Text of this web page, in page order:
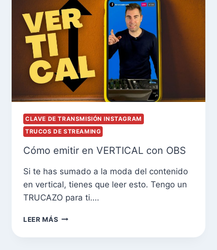
CLAVE DE TRANSMISIÓN INSTAGRAM
TRUCOS DE STREAMING
Cómo emitir en VERTICAL con OBS
Si te has sumado a la moda del contenido
en vertical, tienes que leer esto. Tengo un
TRUCAZO para ti….
LEER MÁS